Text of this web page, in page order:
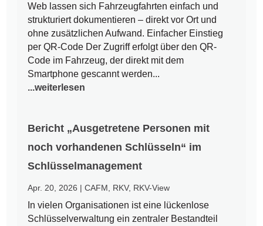
Web lassen sich Fahrzeugfahrten einfach und
strukturiert dokumentieren – direkt vor Ort und
ohne zusätzlichen Aufwand. Einfacher Einstieg
per QR-Code Der Zugriff erfolgt über den QR-
Code im Fahrzeug, der direkt mit dem
Smartphone gescannt werden...
...weiterlesen
Bericht „Ausgetretene Personen mit
noch vorhandenen Schlüsseln“ im
Schlüsselmanagement
Apr. 20, 2026 |CAFM RKV, RKV-View
In vielen Organisationen ist eine lückenlose
Schlüsselverwaltung ein zentraler Bestandteil